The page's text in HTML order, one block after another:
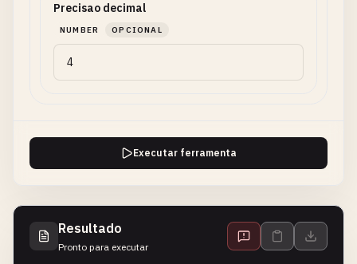
Precisao decimal
NUMBER OPCIONAL
Executar ferramenta
Resultado
Pronto para executar